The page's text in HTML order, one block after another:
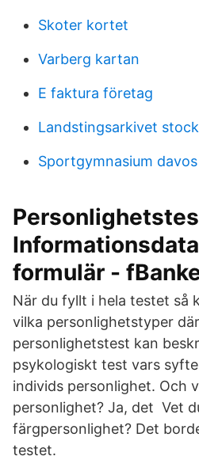
Skoter kortet
Varberg kartan
E faktura företag
Landstingsarkivet
Sportgymnasium davos
formulär -
När du fyllt i hela testet så
vilka personlighetstyper
personlighetstest kan
psykologiskt test vars
individs personlighet. Och
personlighet? Ja, det Vet
färgpersonlighet? Det
testet.